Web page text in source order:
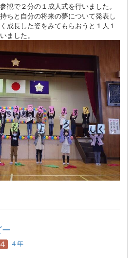
観で２分の１成人式を行いました。
ちと自分の将来の夢について発表し
成長した姿をみてもらおうと１人１
ました。
４年